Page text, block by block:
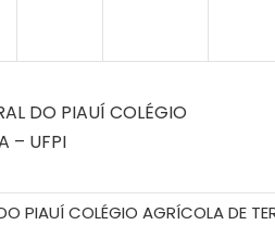
DO PIAUÍ COLÉGIO
– UFPI
PIAUÍ COLÉGIO AGRÍCOLA DE